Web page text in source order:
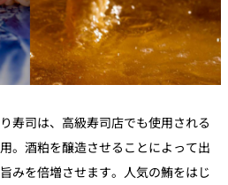
寿司は、高級寿司店でも使用される
。酒粕を醸造させることによって出
みを倍増させます。人気の鮪をはじ